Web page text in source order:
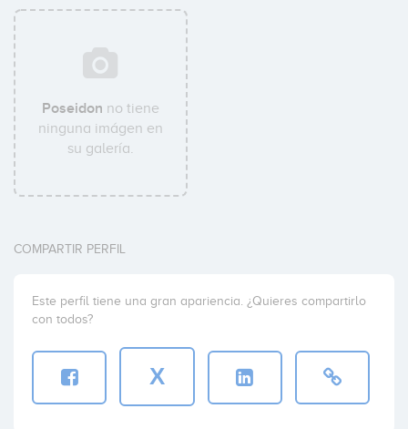
Poseidon no tiene
ninguna imágen en
su galería.
COMPARTIR PERFIL
Este perfil tiene una gran apariencia. ¿Quieres compartirlo
con todos?
X